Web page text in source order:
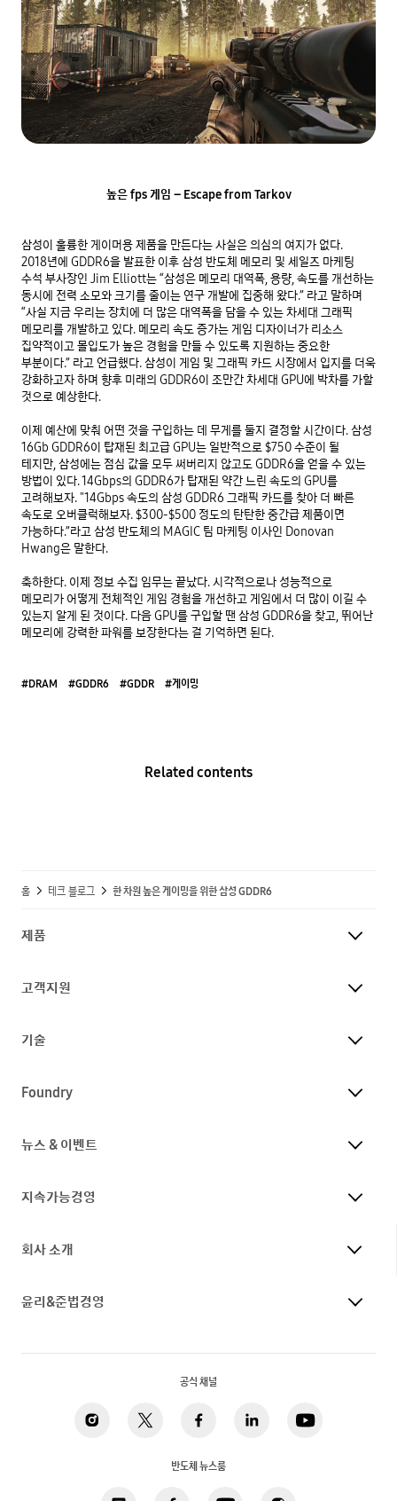
높은 fps 게임 – Escape from Tarkov
삼성이 훌륭한 게이머용 제품을 만든다는 사실은 의심의 여지가 없다.
2018년에 GDDR6을 발표한 이후 삼성 반도체 메모리 및 세일즈 마케팅
수석 부사장인 Jim Elliott는 “삼성은 메모리 대역폭, 용량, 속도를 개선하는
동시에 전력 소모와 크기를 줄이는 연구 개발에 집중해 왔다.” 라고 말하며
“사실 지금 우리는 장치에 더 많은 대역폭을 담을 수 있는 차세대 그래픽
메모리를 개발하고 있다. 메모리 속도 증가는 게임 디자이너가 리소스
집약적이고 몰입도가 높은 경험을 만들 수 있도록 지원하는 중요한
부분이다.” 라고 언급했다. 삼성이 게임 및 그래픽 카드 시장에서 입지를 더욱
강화하고자 하며 향후 미래의 GDDR6이 조만간 차세대 GPU에 박차를 가할
것으로 예상한다.
이제 예산에 맞춰 어떤 것을 구입하는 데 무게를 둘지 결정할 시간이다. 삼성
16Gb GDDR6이 탑재된 최고급 GPU는 일반적으로 $750 수준이 될
테지만, 삼성에는 점심 값을 모두 써버리지 않고도 GDDR6을 얻을 수 있는
방법이 있다. 14Gbps의 GDDR6가 탑재된 약간 느린 속도의 GPU를
고려해보자. "14Gbps 속도의 삼성 GDDR6 그래픽 카드를 찾아 더 빠른
속도로 오버클럭해보자. $300-$500 정도의 탄탄한 중간급 제품이면
가능하다.”라고 삼성 반도체의 MAGIC 팀 마케팅 이사인 Donovan
Hwang은 말한다.
축하한다. 이제 정보 수집 임무는 끝났다. 시각적으로나 성능적으로
메모리가 어떻게 전체적인 게임 경험을 개선하고 게임에서 더 많이 이길 수
있는지 알게 된 것이다. 다음 GPU를 구입할 땐 삼성 GDDR6을 찾고, 뛰어난
메모리에 강력한 파워를 보장한다는 걸 기억하면 된다.
#DRAM #GDDR6 #GDDR #게이밍
Related contents
홈 테크 블로그 한 차원 높은 게이밍을 위한 삼성 GDDR6
제품
고객지원
기술
Foundry
뉴스 & 이벤트
지속가능경영
회사 소개
윤리&준법경영
공식 채널
반도체 뉴스룸